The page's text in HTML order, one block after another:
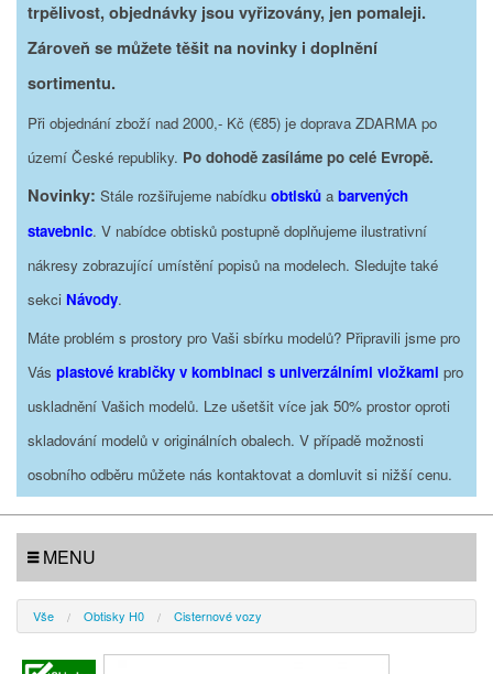
trpělivost, objednávky jsou vyřizovány, jen pomaleji.
Zároveň se můžete těšit na novinky i doplnění
sortimentu.
Při objednání zboží nad 2000,- Kč (€85) je doprava ZDARMA po
území České republiky. Po dohodě zasíláme po celé Evropě.
Novinky: Stále rozšiřujeme nabídku obtisků a barvených
stavebnic. V nabídce obtisků postupně doplňujeme ilustrativní
nákresy zobrazující umístění popisů na modelech. Sledujte také
sekci Návody.
Máte problém s prostory pro Vaši sbírku modelů? Připravili jsme pro
Vás plastové krabičky v kombinaci s univerzálními vložkami pro
uskladnění Vašich modelů. Lze ušetšit více jak 50% prostor oproti
skladování modelů v originálních obalech. V případě možnosti
osobního odběru můžete nás kontaktovat a domluvit si nižší cenu.
MENU
Vše Obtisky H0 Cisternové vozy